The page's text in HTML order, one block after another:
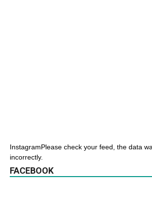
InstagramPlease check your feed, the data
incorrectly.
FACEBOOK